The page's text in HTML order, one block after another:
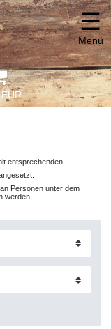
☰
Menü
entsprechenden
Personen unter dem
werden.